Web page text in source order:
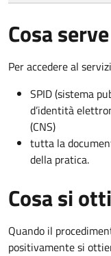
Cosa serve
Per accedere al
SPID (sistema
d’identità
(CNS)
tutta la
della pratica.
Cosa si
Quando il
positivamente si